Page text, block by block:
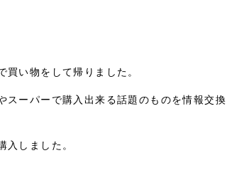
い物をして帰りました。
スーパーで購入出来る話題のものを情報交換
入しました。